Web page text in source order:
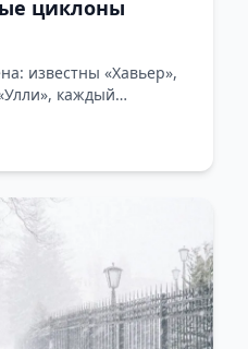
циклоны
известны «Хавьер»,
каждый